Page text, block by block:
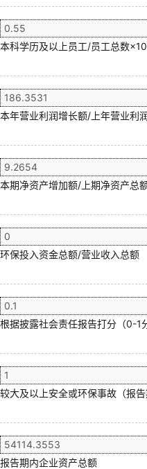
本科学历及以上员工/员工总数
本年营业利润增长额/上年营业利
本期净资产增加额/上期净资产总
环保投入资金总额/营业收入总额
根据披露社会责任报告打分（0-1
较大及以上安全或环保事故（报
报告期内企业资产总额